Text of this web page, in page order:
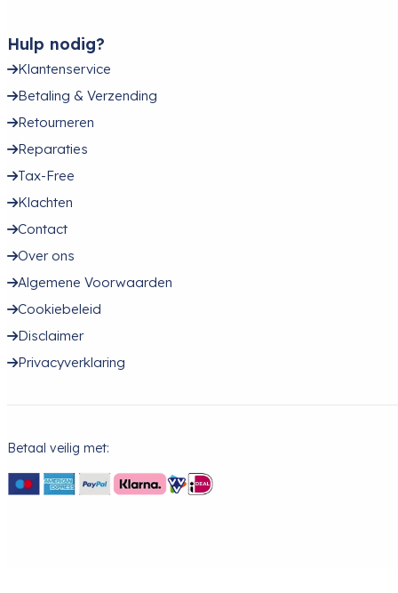
Hulp nodig?
Klantenservice
Betaling & Verzending
Retourneren
Reparaties
Tax-Free
Klachten
Contact
Over ons
Algemene Voorwaarden
Cookiebeleid
Disclaimer
Privacyverklaring
Betaal veilig met: